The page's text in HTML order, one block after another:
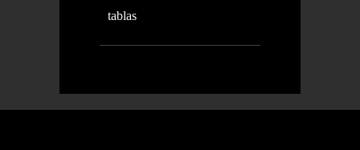
tablas